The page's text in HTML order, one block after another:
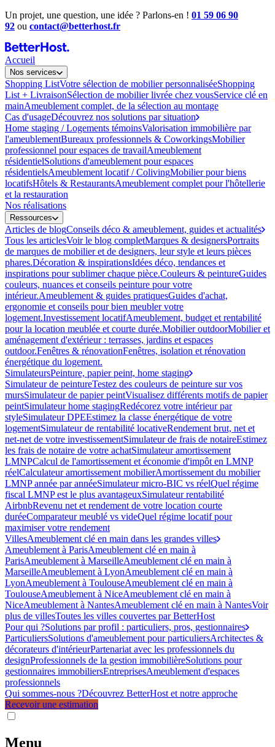
Un projet, une question, une idée ? Parlons-en ! 01 59 06 90
92 ou contact@betterhost.fr
Accueil
Nos services
Shopping ListVotre sélection de mobilier personnaliséeShopping
List + LivraisonSélection de mobilier livrée chez vousService clé en
mainAmeublement complet, de la sélection au montage
Cas d'usageDécouvrez nos solutions par situation
Home staging / Logements témoinsValorisation immobilière par
l'ameublementBureaux professionnels & CoworkingsMobilier
professionnel pour espaces de travailAmeublement
résidentielSolutions d'ameublement pour espaces
résidentielsAmeublement locatif / ColivingMobilier pour biens
locatifsHôtels & RestaurantsAmeublement complet pour l'hôtellerie
et la restauration
Nos réalisations
Ressources
Articles de blogConseils déco & ameublement, guides et actualités
Tous les articlesVoir le blog completMarques & designersPortraits
de marques de mobilier et de designers, leur style et leurs pièces
phares.Décoration & inspirationsIdées déco, tendances et
inspirations pour sublimer chaque pièce.Couleurs & peintureGuides
couleurs, nuances et conseils peinture pour votre
intérieur.Ameublement & guides pratiquesGuides d'achat,
ergonomie et conseils pour bien meubler votre
logement.Investissement locatifAmeublement, budget et rentabilité
pour la location meublée et courte durée.Mobilier outdoorMobilier et
aménagement d'extérieur : terrasses, jardins et espaces
outdoor.Fenêtres & rénovationFenêtres, isolation et rénovation
énergétique du logement.
SimulateursPeinture, papier peint, home staging
Simulateur de peintureTestez des couleurs de peinture sur vos
mursSimulateur de papier peintVisualisez différents motifs de papier
peintSimulateur home stagingRedécorez votre intérieur par
styleSimulateur DPEEstimez la classe énergétique de votre
logementSimulateur de rentabilité locativeRendement brut, net et
net-net de votre investissementSimulateur de frais de notaireEstimez
les frais de notaire de votre achatSimulateur amortissement
LMNPCalcul de l'amortissement et économie d'impôt en LMNP
réelCalculateur amortissement mobilierAmortissement du mobilier
LMNP année par annéeSimulateur micro-BIC vs réelQuel régime
fiscal LMNP est le plus avantageuxSimulateur rentabilité
AirbnbRevenu net et rendement de votre location courte
duréeComparateur meublé vs videQuel régime locatif pour
maximiser votre rendement
VillesAmeublement clé en main dans les grandes villes
Ameublement à ParisAmeublement clé en main à
ParisAmeublement à MarseilleAmeublement clé en main à
MarseilleAmeublement à LyonAmeublement clé en main à
LyonAmeublement à ToulouseAmeublement clé en main à
ToulouseAmeublement à NiceAmeublement clé en main à
NiceAmeublement à NantesAmeublement clé en main à NantesVoir
plus de villesToutes les villes couvertes par BetterHost
Pour qui ?Solutions par profil : particuliers, pros, gestionnaires
ParticuliersSolutions d'ameublement pour particuliersArchitectes &
décorateurs d'intérieurPartenariat avec les professionnels du
designProfessionnels de la gestion immobilièreSolutions pour
gestionnaires immobiliersEntreprisesAmeublement d'espaces
professionnels
Qui sommes-nous ?Découvrez BetterHost et notre approche
Recevoir une estimation
Menu